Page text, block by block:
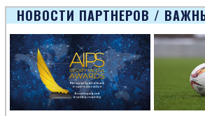
Европейско
НОВОСТИ ПАРТНЕРОВ /